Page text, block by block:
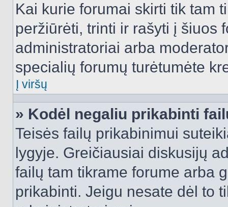
Kai kurie forumai skirti tik tam
peržiūrėti, trinti ir rašyti į šiuos
administratoriai arba
specialių forumų turėtumėte
Į viršų
» Kodėl negaliu prikabinti
Teisės failų prikabinimui
lygyje. Greičiausiai diskusijų
failų tam tikrame forume arba
prikabinti. Jeigu nesate dėl to